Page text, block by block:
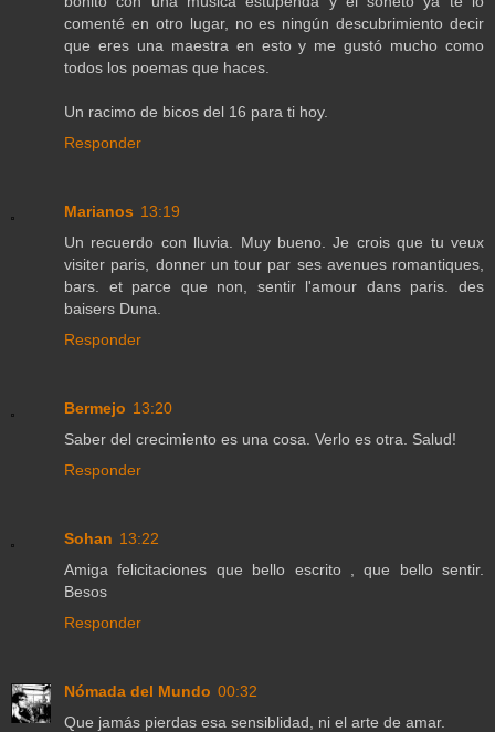
comenté en otro lugar, no es ningún descubrimiento decir
que eres una maestra en esto y me gustó mucho como
todos los poemas que haces.
Un racimo de bicos del 16 para ti hoy.
Responder
Marianos 13:19
Un recuerdo con lluvia. Muy bueno. Je crois que tu veux
visiter paris, donner un tour par ses avenues romantiques,
bars. et parce que non, sentir l'amour dans paris. des
baisers Duna.
Responder
Bermejo 13:20
Saber del crecimiento es una cosa. Verlo es otra. Salud!
Responder
Sohan 13:22
Amiga felicitaciones que bello escrito , que bello sentir.
Besos
Responder
Nómada del Mundo 00:32
Que jamás pierdas esa sensiblidad, ni el arte de amar.